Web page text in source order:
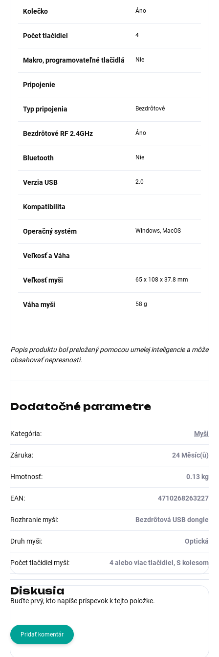
Kolečko Áno
Počet tlačidiel 4
Makro, programovateľné tlačidlá Nie
Pripojenie
Typ pripojenia Bezdrôtové
Bezdrôtové RF 2.4GHz Áno
Bluetooth Nie
Verzia USB 2.0
Kompatibilita
Operačný systém Windows, MacOS
Veľkosť a Váha
Veľkosť myši 65 x 108 x 37.8 mm
Váha myši 58 g
Popis produktu bol preložený pomocou umelej inteligencie a môže
obsahovať nepresnosti.
Dodatočné parametre
Kategória: Myši
Záruka: 24 Měsíc(ů)
Hmotnosť: 0.13 kg
EAN: 4710268263227
Rozhranie myši: Bezdrôtová USB dongle
Druh myši: Optická
Počet tlačidiel myši: 4 alebo viac tlačidiel, S kolesom
Diskusia
Buďte prvý, kto napíše príspevok k tejto položke.
Pridať komentár